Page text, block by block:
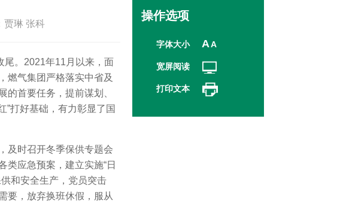
琳 张科
。2021年11月以来，面
燃气集团严格落实中省及
首要任务，提前谋划、
”打好基础，有力彰显了国
及时召开冬季保供专题会
应急预案，建立实施“日
和安全生产，党员突击
要，放弃换班休假，服从
操作选项
字体大小 AA
宽屏阅读
打印文本